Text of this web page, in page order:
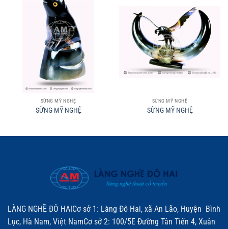
SỪNG MỸ NGHỆ
SỪNG MỸ NGHỆ
SỪNG MỸ NGHỆ
SỪNG MỸ NGHỆ
LÀNG NGHỀ ĐÔ HAICơ sở 1: Làng Đô Hai, xã An Lão, Huyện Bình
Lục, Hà Nam, Việt NamCơ sở 2: 100/5E Đường Tân Tiến 4, Xuân